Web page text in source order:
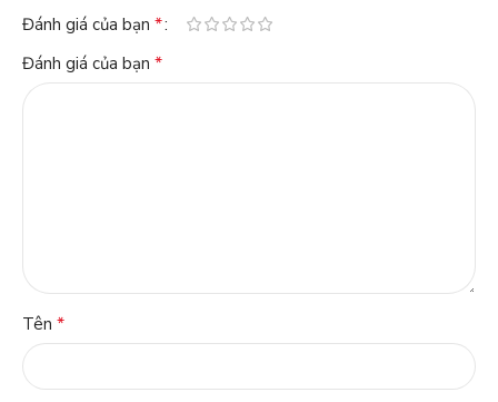
Đánh giá của bạn *
Đánh giá của bạn *
Tên *